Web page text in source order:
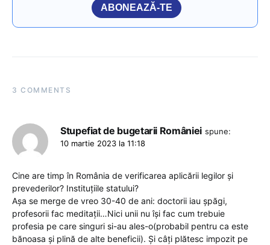
ABONEAZĂ-TE
3 COMMENTS
Stupefiat de bugetarii României spune:
10 martie 2023 la 11:18
Cine are timp în România de verificarea aplicării legilor și
prevederilor? Instituțiile statului?
Așa se merge de vreo 30-40 de ani: doctorii iau șpăgi,
profesorii fac meditații…Nici unii nu își fac cum trebuie
profesia pe care singuri si-au ales-o(probabil pentru ca este
bănoasa și plină de alte beneficii). Și câți plătesc impozit pe